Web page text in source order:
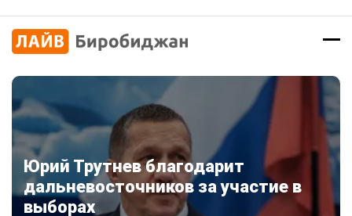
Юрий Трутнев благодарит
дальневосточников за участие в
выборах